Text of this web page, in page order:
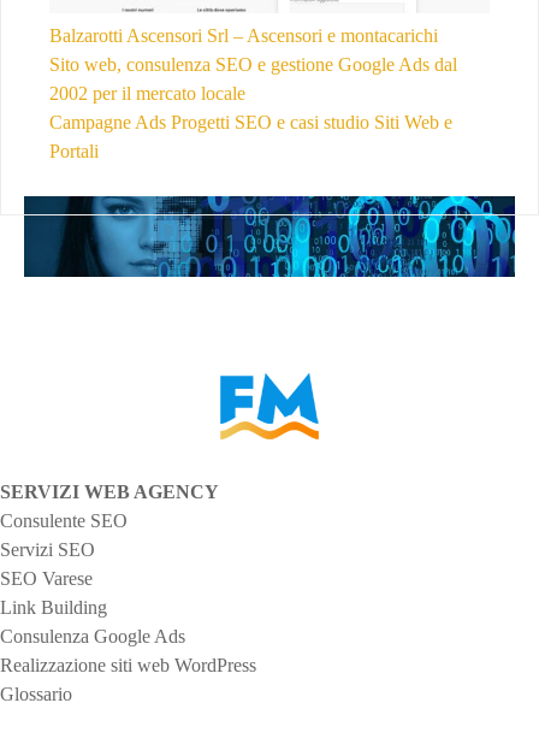
Balzarotti Ascensori Srl – Ascensori e montacarichi
Sito web, consulenza SEO e gestione Google Ads dal
2002 per il mercato locale
Campagne Ads Progetti SEO e casi studio Siti Web e
Portali
SERVIZI WEB AGENCY
Consulente SEO
Servizi SEO
SEO Varese
Link Building
Consulenza Google Ads
Realizzazione siti web WordPress
Glossario